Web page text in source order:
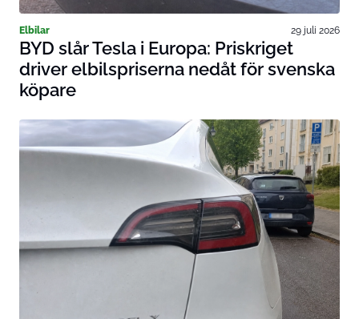
Elbilar 29 juli 2026
BYD slår Tesla i Europa: Priskriget
driver elbilspriserna nedåt för svenska
köpare